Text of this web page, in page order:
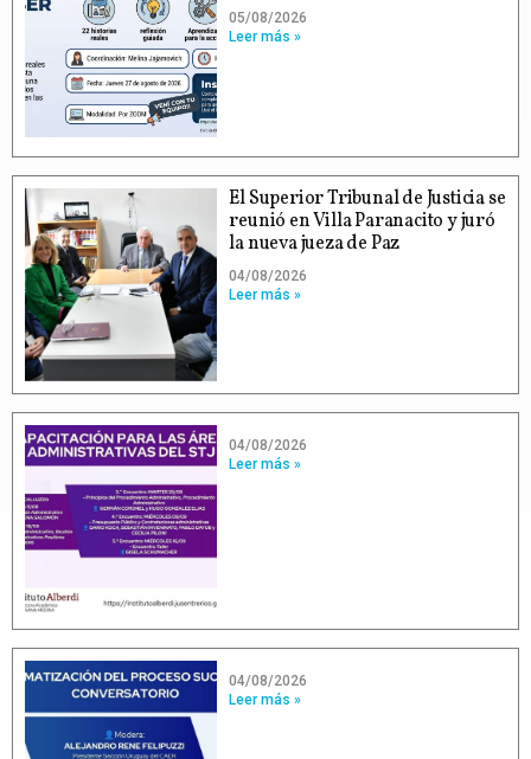
05/08/2026
Leer más »
El Superior Tribunal de Justicia se
reunió en Villa Paranacito y juró
la nueva jueza de Paz
04/08/2026
Leer más »
04/08/2026
Leer más »
04/08/2026
Leer más »